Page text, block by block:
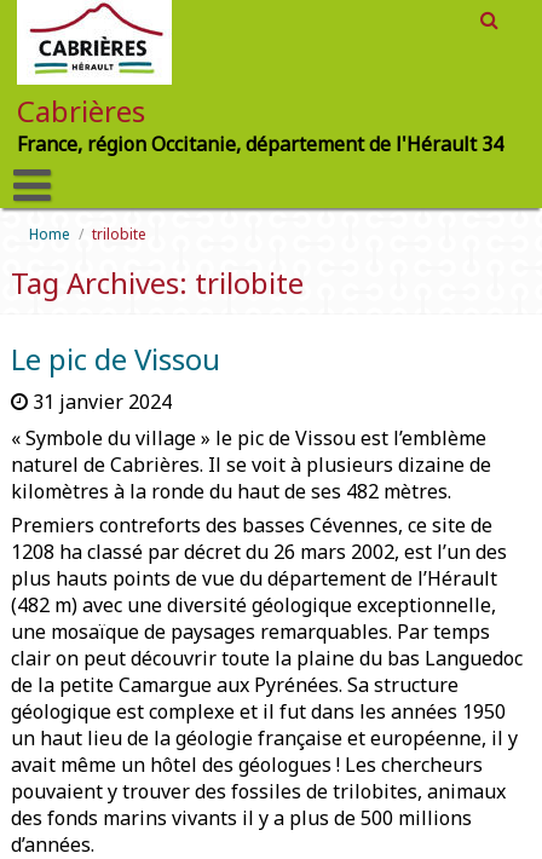
Cabrières
France, région Occitanie, département de l'Hérault 34
Home / trilobite
Tag Archives: trilobite
Le pic de Vissou
31 janvier 2024
« Symbole du village » le pic de Vissou est l’emblème
naturel de Cabrières. Il se voit à plusieurs dizaine de
kilomètres à la ronde du haut de ses 482 mètres.
Premiers contreforts des basses Cévennes, ce site de
1208 ha classé par décret du 26 mars 2002, est l’un des
plus hauts points de vue du département de l’Hérault
(482 m) avec une diversité géologique exceptionnelle,
une mosaïque de paysages remarquables. Par temps
clair on peut découvrir toute la plaine du bas Languedoc
de la petite Camargue aux Pyrénées. Sa structure
géologique est complexe et il fut dans les années 1950
un haut lieu de la géologie française et européenne, il y
avait même un hôtel des géologues ! Les chercheurs
pouvaient y trouver des fossiles de trilobites, animaux
des fonds marins vivants il y a plus de 500 millions
d’années.